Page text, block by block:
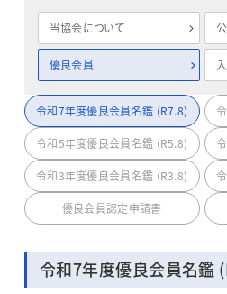
当協会について
優良会員
令和7年度優良会員名鑑 (R7.8)
令和5年度優良会員名鑑 (R5.8)
令和3年度優良会員名鑑 (R3.8)
優良会員認定申請書
令和7年度優良会員名鑑